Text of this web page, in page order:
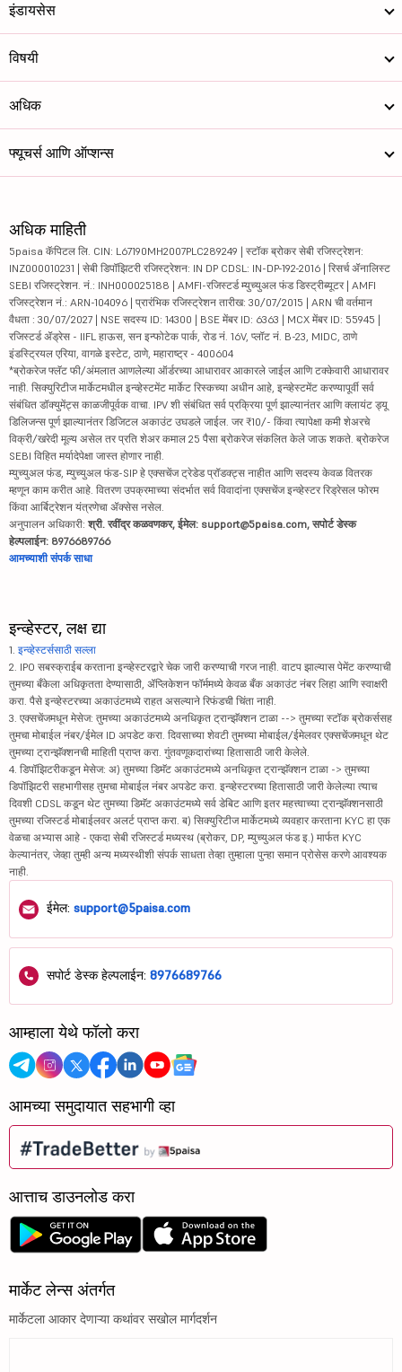
इंडायसेस
विषयी
अधिक
फ्यूचर्स आणि ऑप्शन्स
अधिक माहिती
5paisa कॅपिटल लि. CIN: L67190MH2007PLC289249 | स्टॉक ब्रोकर सेबी रजिस्ट्रेशन:
INZ000010231 | सेबी डिपॉझिटरी रजिस्ट्रेशन: IN DP CDSL: IN-DP-192-2016 | रिसर्च ॲनालिस्ट
SEBI रजिस्ट्रेशन. नं.: INH000025188 | AMFI-रजिस्टर्ड म्युच्युअल फंड डिस्ट्रीब्यूटर | AMFI
रजिस्ट्रेशन नं.: ARN-104096 | प्रारंभिक रजिस्ट्रेशन तारीख: 30/07/2015 | ARN ची वर्तमान
वैधता : 30/07/2027 | NSE सदस्य ID: 14300 | BSE मेंबर ID: 6363 | MCX मेंबर ID: 55945 |
रजिस्टर्ड ॲड्रेस - IIFL हाऊस, सन इन्फोटेक पार्क, रोड नं. 16V, प्लॉट नं. B-23, MIDC, ठाणे
इंडस्ट्रियल एरिया, वागळे इस्टेट, ठाणे, महाराष्ट्र - 400604
*ब्रोकरेज फ्लॅट फी/अंमलात आणलेल्या ऑर्डरच्या आधारावर आकारले जाईल आणि टक्केवारी आधारावर
नाही. सिक्युरिटीज मार्केटमधील इन्व्हेस्टमेंट मार्केट रिस्कच्या अधीन आहे, इन्व्हेस्टमेंट करण्यापूर्वी सर्व
संबंधित डॉक्युमेंट्स काळजीपूर्वक वाचा. IPV शी संबंधित सर्व प्रक्रिया पूर्ण झाल्यानंतर आणि क्लायंट ड्यू
डिलिजन्स पूर्ण झाल्यानंतर डिजिटल अकाउंट उघडले जाईल. जर ₹10/- किंवा त्यापेक्षा कमी शेअरचे
विक्री/खरेदी मूल्य असेल तर प्रति शेअर कमाल 25 पैसा ब्रोकरेज संकलित केले जाऊ शकते. ब्रोकरेज
SEBI विहित मर्यादेपेक्षा जास्त होणार नाही.
म्युच्युअल फंड, म्युच्युअल फंड-SIP हे एक्सचेंज ट्रेडेड प्रॉडक्ट्स नाहीत आणि सदस्य केवळ वितरक
म्हणून काम करीत आहे. वितरण उपक्रमाच्या संदर्भात सर्व विवादांना एक्सचेंज इन्व्हेस्टर रिड्रेसल फोरम
किंवा आर्बिट्रेशन यंत्रणेचा ॲक्सेस नसेल.
अनुपालन अधिकारी: श्री. रवींद्र कळवणकर, ईमेल: support@5paisa.com, सपोर्ट डेस्क
हेल्पलाईन: 8976689766
आमच्याशी संपर्क साधा
इन्व्हेस्टर, लक्ष द्या
1. इन्व्हेस्टर्ससाठी सल्ला
2. IPO सबस्क्राईब करताना इन्व्हेस्टरद्वारे चेक जारी करण्याची गरज नाही. वाटप झाल्यास पेमेंट करण्याची
तुमच्या बँकेला अधिकृतता देण्यासाठी, ॲप्लिकेशन फॉर्ममध्ये केवळ बँक अकाउंट नंबर लिहा आणि स्वाक्षरी
करा. पैसे इन्व्हेस्टरच्या अकाउंटमध्ये राहत असल्याने रिफंडची चिंता नाही.
3. एक्सचेंजमधून मेसेज: तुमच्या अकाउंटमध्ये अनधिकृत ट्रान्झॅक्शन टाळा --> तुमच्या स्टॉक ब्रोकर्ससह
तुमचा मोबाईल नंबर/ईमेल ID अपडेट करा. दिवसाच्या शेवटी तुमच्या मोबाईल/ईमेलवर एक्सचेंजमधून थेट
तुमच्या ट्रान्झॅक्शनची माहिती प्राप्त करा. गुंतवणूकदारांच्या हितासाठी जारी केलेले.
4. डिपॉझिटरीकडून मेसेज: अ) तुमच्या डिमॅट अकाउंटमध्ये अनधिकृत ट्रान्झॅक्शन टाळा -> तुमच्या
डिपॉझिटरी सहभागीसह तुमचा मोबाईल नंबर अपडेट करा. इन्व्हेस्टरच्या हितासाठी जारी केलेल्या त्याच
दिवशी CDSL कडून थेट तुमच्या डिमॅट अकाउंटमध्ये सर्व डेबिट आणि इतर महत्त्वाच्या ट्रान्झॅक्शनसाठी
तुमच्या रजिस्टर्ड मोबाईलवर अलर्ट प्राप्त करा. ब) सिक्युरिटीज मार्केटमध्ये व्यवहार करताना KYC हा एक
वेळचा अभ्यास आहे - एकदा सेबी रजिस्टर्ड मध्यस्थ (ब्रोकर, DP, म्युच्युअल फंड इ.) मार्फत KYC
केल्यानंतर, जेव्हा तुम्ही अन्य मध्यस्थीशी संपर्क साधता तेव्हा तुम्हाला पुन्हा समान प्रोसेस करणे आवश्यक
नाही.
ईमेल: support@5paisa.com
सपोर्ट डेस्क हेल्पलाईन: 8976689766
आम्हाला येथे फॉलो करा
आमच्या समुदायात सहभागी व्हा
आत्ताच डाउनलोड करा
मार्केट लेन्स अंतर्गत
मार्केटला आकार देणाऱ्या कथांवर सखोल मार्गदर्शन